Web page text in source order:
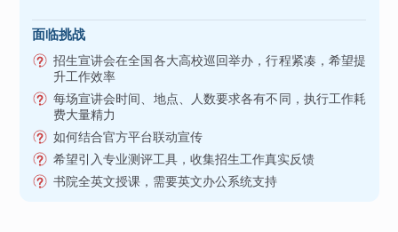
面临挑战
招生宣讲会在全国各大高校巡回举办，行程紧凑，希望提
升工作效率
每场宣讲会时间、地点、人数要求各有不同，执行工作耗
费大量精力
如何结合官方平台联动宣传
希望引入专业测评工具，收集招生工作真实反馈
书院全英文授课，需要英文办公系统支持